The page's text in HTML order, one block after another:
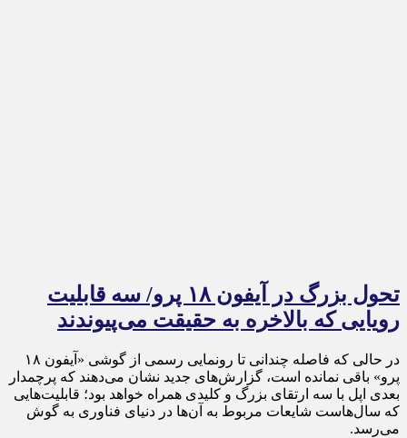
تحول بزرگ در آیفون ۱۸ پرو/ سه قابلیت
رویایی که بالاخره به حقیقت می‌پیوندند
در حالی که فاصله چندانی تا رونمایی رسمی از گوشی «آیفون ۱۸
پرو» باقی نمانده است، گزارش‌های جدید نشان می‌دهند که پرچمدار
بعدی اپل با سه ارتقای بزرگ و کلیدی همراه خواهد بود؛ قابلیت‌هایی
که سال‌هاست شایعات مربوط به آن‌ها در دنیای فناوری به گوش
می‌رسد.